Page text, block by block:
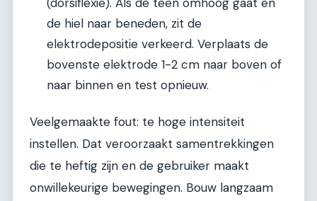
de hiel naar beneden, zit de
elektrodepositie verkeerd. Verplaats de
bovenste elektrode 1-2 cm naar boven of
naar binnen en test opnieuw.
Veelgemaakte fout: te hoge intensiteit
instellen. Dat veroorzaakt samentrekkingen
die te heftig zijn en de gebruiker maakt
onwillekeurige bewegingen. Bouw langzaam